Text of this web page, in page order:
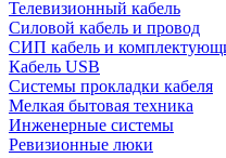
Телевизионный кабель
Силовой кабель и провод
СИП кабель и
Кабель USB
Системы прокладки кабеля
Мелкая бытовая техника
Инженерные системы
Ревизионные люки